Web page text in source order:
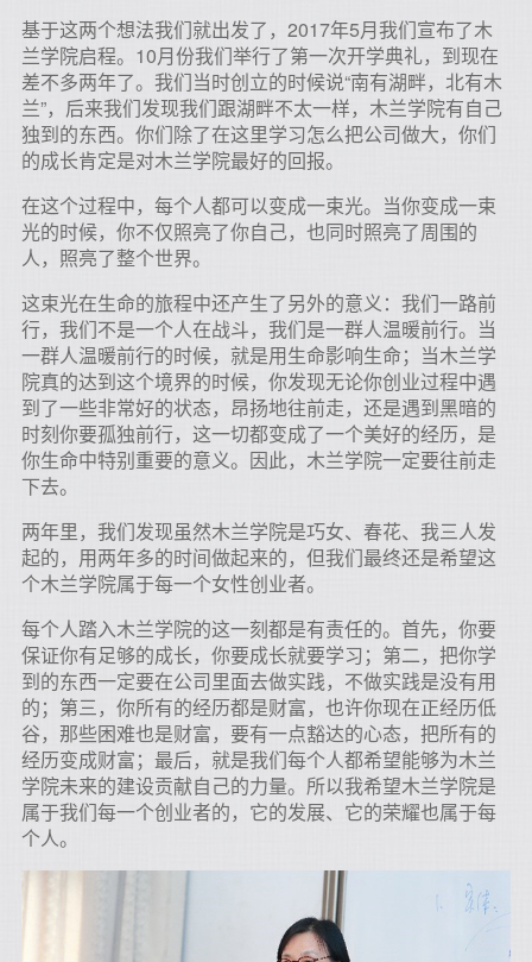
基于这两个想法我们就出发了，2017年5月我们宣布了木
兰学院启程。10月份我们举行了第一次开学典礼，到现在
差不多两年了。我们当时创立的时候说“南有湖畔，北有木
兰”，后来我们发现我们跟湖畔不太一样，木兰学院有自己
独到的东西。你们除了在这里学习怎么把公司做大，你们
的成长肯定是对木兰学院最好的回报。
在这个过程中，每个人都可以变成一束光。当你变成一束
光的时候，你不仅照亮了你自己，也同时照亮了周围的
人，照亮了整个世界。
这束光在生命的旅程中还产生了另外的意义：我们一路前
行，我们不是一个人在战斗，我们是一群人温暖前行。当
一群人温暖前行的时候，就是用生命影响生命；当木兰学
院真的达到这个境界的时候，你发现无论你创业过程中遇
到了一些非常好的状态，昂扬地往前走，还是遇到黑暗的
时刻你要孤独前行，这一切都变成了一个美好的经历，是
你生命中特别重要的意义。因此，木兰学院一定要往前走
下去。
两年里，我们发现虽然木兰学院是巧女、春花、我三人发
起的，用两年多的时间做起来的，但我们最终还是希望这
个木兰学院属于每一个女性创业者。
每个人踏入木兰学院的这一刻都是有责任的。首先，你要
保证你有足够的成长，你要成长就要学习；第二，把你学
到的东西一定要在公司里面去做实践，不做实践是没有用
的；第三，你所有的经历都是财富，也许你现在正经历低
谷，那些困难也是财富，要有一点豁达的心态，把所有的
经历变成财富；最后，就是我们每个人都希望能够为木兰
学院未来的建设贡献自己的力量。所以我希望木兰学院是
属于我们每一个创业者的，它的发展、它的荣耀也属于每
个人。